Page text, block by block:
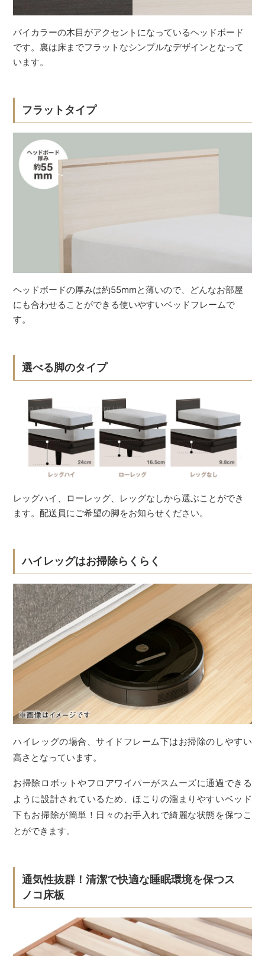
バイカラーの木目がアクセントになっているヘッドボード
です。裏は床までフラットなシンプルなデザインとなって
います。
フラットタイプ
ヘッドボードの厚みは約55mmと薄いので、どんなお部屋
にも合わせることができる使いやすいベッドフレームで
す。
選べる脚のタイプ
レッグハイ、ローレッグ、レッグなしから選ぶことができ
ます。配送員にご希望の脚をお知らせください。
ハイレッグはお掃除らくらく
ハイレッグの場合、サイドフレーム下はお掃除のしやすい
高さとなっています。
お掃除ロボットやフロアワイパーがスムーズに通過できる
ように設計されているため、ほこりの溜まりやすいベッド
下もお掃除が簡単！日々のお手入れで綺麗な状態を保つこ
とができます。
通気性抜群！清潔で快適な睡眠環境を保つス
ノコ床板